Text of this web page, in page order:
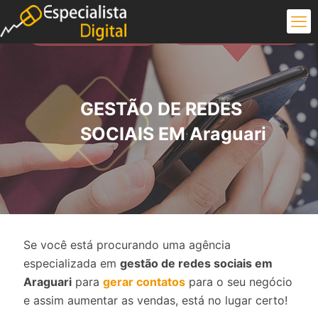
GESTÃO DE REDES
SOCIAIS EM Araguari
Se você está procurando uma agência
especializada em gestão de redes sociais em
Araguari para gerar contatos para o seu negócio
e assim aumentar as vendas, está no lugar certo!